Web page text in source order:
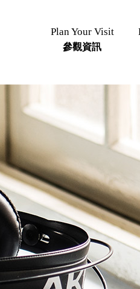
Plan Your Visit
參觀資訊